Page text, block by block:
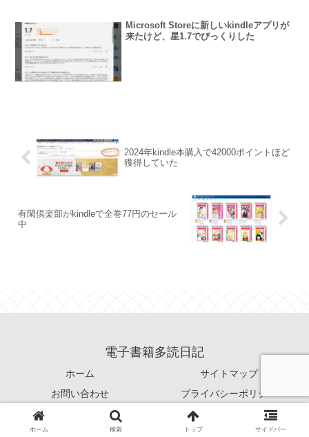
Microsoft Storeに新しいkindleアプリが
来たけど、星1.7でびっくりした
2024年kindle本購入で42000ポイントほど
獲得していた
有閑倶楽部がkindleで全巻77円のセール
中
電子書籍多読日記
ホーム
サイトマップ
お問い合わせ
プライバシーポリシー
© 2021 電子書籍多読日記.
ホーム 検索 トップ サイドバー